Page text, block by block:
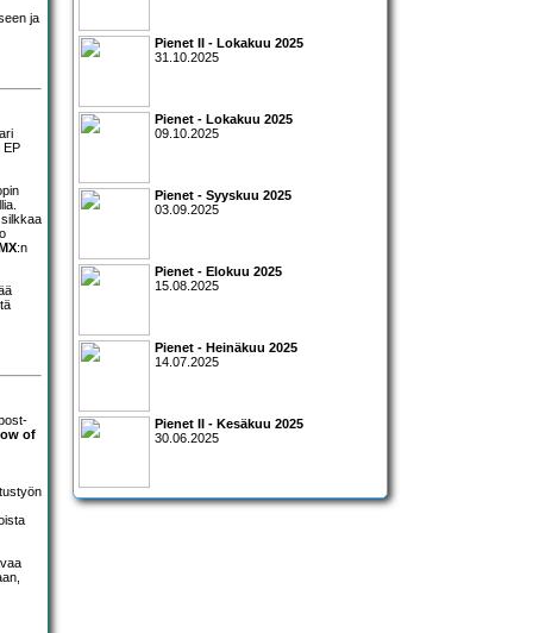
ja
EP
:n
of
Pienet II - Lokakuu 2025
31.10.2025
Pienet - Lokakuu 2025
09.10.2025
Pienet - Syyskuu 2025
03.09.2025
Pienet - Elokuu 2025
15.08.2025
Pienet - Heinäkuu 2025
14.07.2025
Pienet II - Kesäkuu 2025
30.06.2025